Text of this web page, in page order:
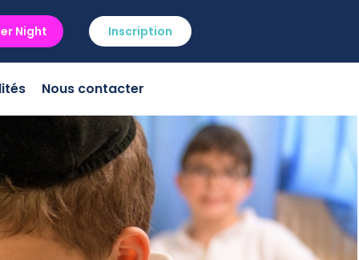
Night Inscription
Nous contacter